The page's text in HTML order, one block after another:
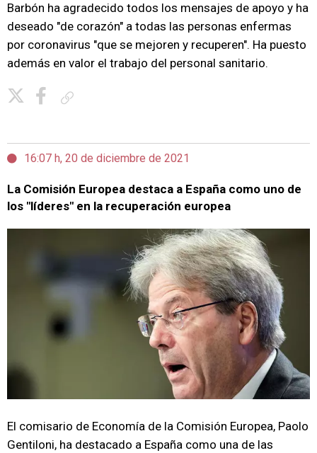
Barbón ha agradecido todos los mensajes de apoyo y ha
deseado "de corazón" a todas las personas enfermas
por coronavirus "que se mejoren y recuperen". Ha puesto
además en valor el trabajo del personal sanitario.
16:07 h, 20 de diciembre de 2021
La Comisión Europea destaca a España como uno de
los "líderes" en la recuperación europea
El comisario de Economía de la Comisión Europea, Paolo
Gentiloni, ha destacado a España como una de las